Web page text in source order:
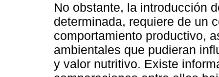
No obstante, la introducción
determinada, requiere de un
comportamiento productivo,
ambientales que pudieran
y valor nutritivo. Existe